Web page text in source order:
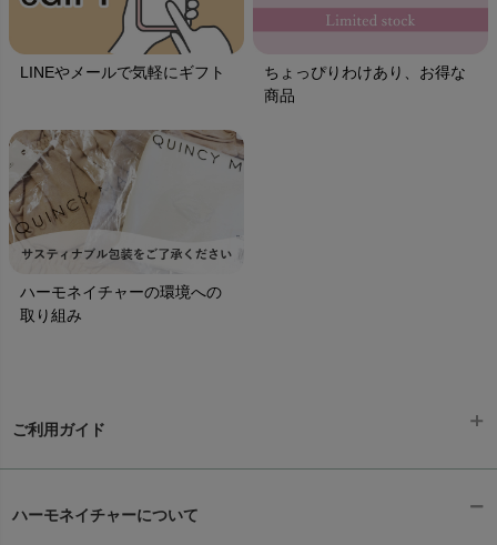
LINEやメールで気軽にギフト
ちょっぴりわけあり、お得な
商品
ハーモネイチャーの環境への
取り組み
ご利用ガイド
ハーモネイチャーについて